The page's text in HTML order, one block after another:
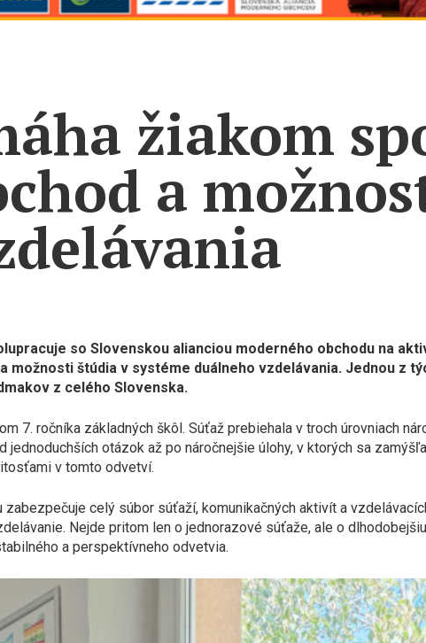
žiakom
a
so Slovenskou alianciou moderného obchodu na
možnosti štúdia v systéme duálneho vzdelávania. Jednou z
z celého Slovenska.
7. ročníka základných škôl. Súťaž prebiehala v troch úrovniach
otázok až po náročnejšie úlohy, v ktorých sa
v tomto odvetví.
celý súbor súťaží, komunikačných aktivít a
Nejde pritom len o jednorazové súťaže, ale o
a perspektívneho odvetvia.